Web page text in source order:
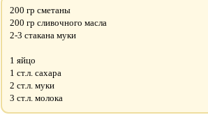
200 гр сметаны
200 гр сливочного масла
2-3 стакана муки
1 яйцо
1 ст.л. сахара
2 ст.л. муки
3 ст.л. молока